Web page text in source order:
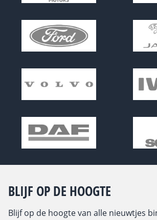
BLIJF OP DE HOOGTE
Blijf op de hoogte van alle nieuwtjes